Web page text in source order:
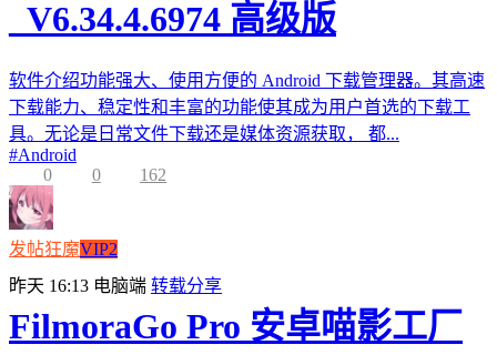
_V6.34.4.6974 高级版
软件介绍功能强大、使用方便的 Android 下载管理器。其高速
下载能力、稳定性和丰富的功能使其成为用户首选的下载工
具。无论是日常文件下载还是媒体资源获取， 都...
#Android
0
0 162
发帖狂魔VIP2
昨天 16:13 电脑端 转载分享
FilmoraGo Pro 安卓喵影工厂